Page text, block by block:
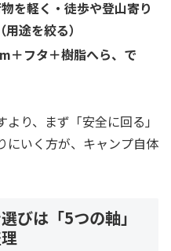
を軽く・徒歩や登山寄り
途を絞る）
＋フタ＋樹脂へら、で
り、まず「安全に回る」
にいく方が、キャンプ自体
びは「5つの軸」